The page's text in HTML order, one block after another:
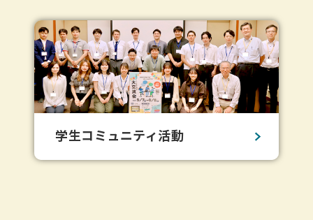
学生コミュニティ活動